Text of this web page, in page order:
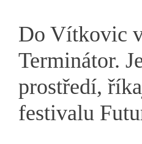
Do Vítkovic
Terminátor.
prostředí,
festivalu